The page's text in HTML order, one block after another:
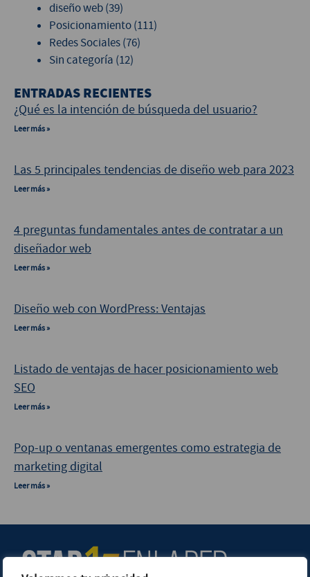
diseño web(39)
Posicionamiento(111)
Redes Sociales(76)
Sin categoría (12)
ENTRADAS RECIENTES
¿Qué es la intención de búsqueda del usuario?
Leer más »
Las 5 principales tendencias de diseño web para 2023
Leer más »
4 preguntas fundamentales antes de contratar a un
diseñador web
Leer más »
Diseño web con WordPress: Ventajas
Leer más »
Listado de ventajas de hacer posicionamiento web
SEO
Leer más »
Pop-up o ventanas emergentes como estrategia de
marketing digital
Leer más »